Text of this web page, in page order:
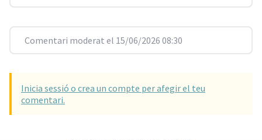
Comentari moderat el 15/06/2026 08:30
Inicia sessió o crea un compte per afegir el teu
comentari.